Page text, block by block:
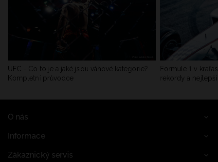
UFC - Co to je a jaké jsou váhové kategorie?
Kompletní průvodce
Formule 1 v
rekordy a
O nás
Informace
Zákaznický servis